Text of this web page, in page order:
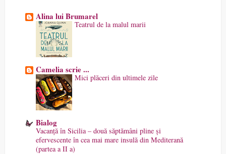
Alina lui Brumarel
Teatrul de la malul marii
Camelia scrie ...
Mici plăceri din ultimele zile
Bialog
Vacanță în Sicilia – două săptămâni pline și
efervescente în cea mai mare insulă din Mediterană
(partea a II a)